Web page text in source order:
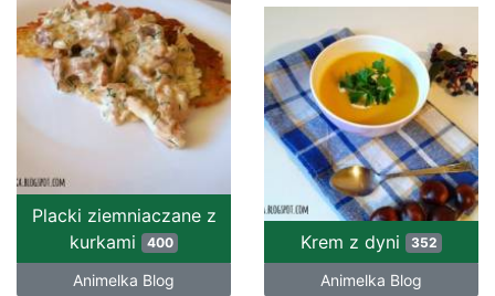
Placki ziemniaczane z
kurkami
400
Animelka Blog
Krem z dyni 352
Animelka Blog